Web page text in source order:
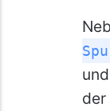
der